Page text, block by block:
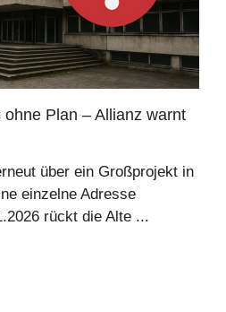
Plan – Allianz warnt
über ein Großprojekt in
einzelne Adresse
rückt die Alte ...